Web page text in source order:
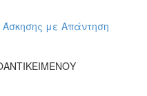
με Απάντηση